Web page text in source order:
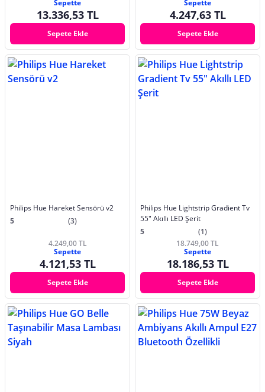
Sepette
13.336,53 TL
Sepete Ekle
Sepette
4.247,63 TL
Sepete Ekle
Philips Hue Hareket Sensörü v2
5
(3)
4.249,00 TL
Sepette
4.121,53 TL
Sepete Ekle
Philips Hue Lightstrip Gradient Tv
55" Akıllı LED Şerit
5
(1)
18.749,00 TL
Sepette
18.186,53 TL
Sepete Ekle